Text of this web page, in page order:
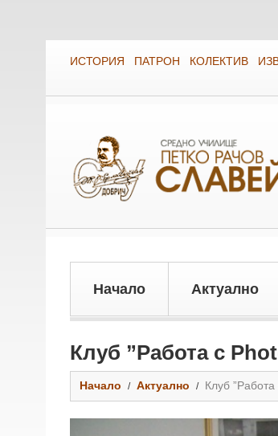
ИСТОРИЯ ПАТРОН КОЛЕКТИВ
Начало Актуално
Клуб ”Работа с
Начало Актуално Клуб